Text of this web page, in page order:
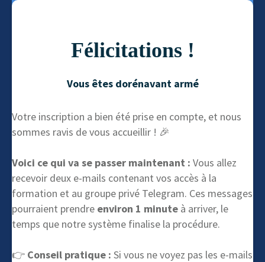
Félicitations !
Vous êtes dorénavant armé
Votre inscription a bien été prise en compte, et nous
sommes ravis de vous accueillir ! 🎉
Voici ce qui va se passer maintenant : Vous allez
recevoir deux e-mails contenant vos accès à la
formation et au groupe privé Telegram. Ces messages
pourraient prendre environ 1 minute à arriver, le
temps que notre système finalise la procédure.
👉 Conseil pratique : Si vous ne voyez pas les e-mails